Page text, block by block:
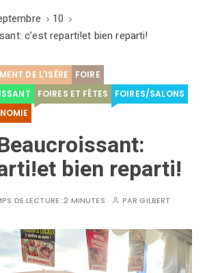
10
c’est reparti!et bien reparti!
DE L'ISÈRE
FOIRE
FOIRES ET FÊTES
FOIRES/SALONS
bien reparti!
DE LECTURE :2 MINUTES PARGILBERT